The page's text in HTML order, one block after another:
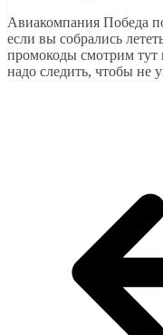
Авиакомпания Победа
если вы собрались
промокоды смотрим тут
надо следить, чтобы не